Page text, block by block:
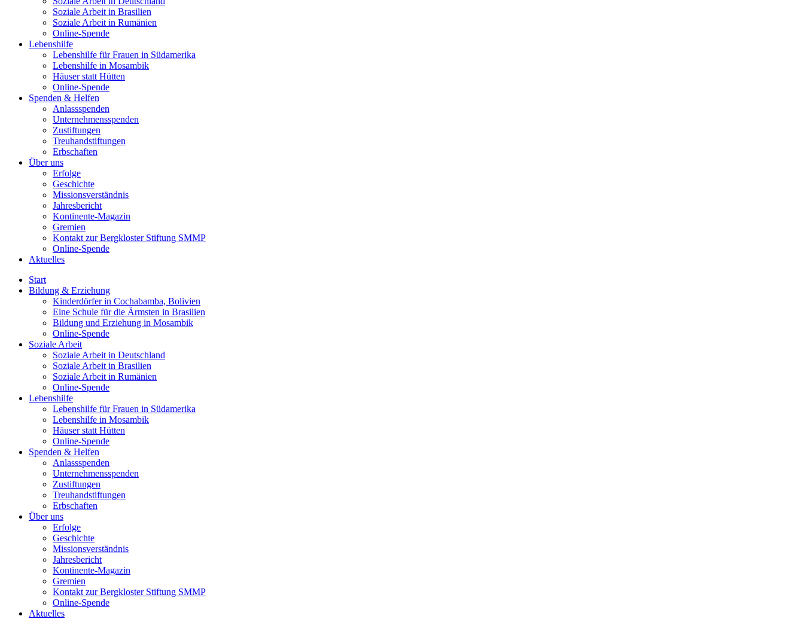
Soziale Arbeit in Brasilien
Soziale Arbeit in Rumänien
Online-Spende
Lebenshilfe
Lebenshilfe für Frauen in Südamerika
Lebenshilfe in Mosambik
Häuser statt Hütten
Online-Spende
Spenden & Helfen
Anlassspenden
Unternehmensspenden
Zustiftungen
Treuhandstiftungen
Erbschaften
Über uns
Erfolge
Geschichte
Missionsverständnis
Jahresbericht
Kontinente-Magazin
Gremien
Kontakt zur Bergkloster Stiftung SMMP
Online-Spende
Aktuelles
Start
Bildung & Erziehung
Kinderdörfer in Cochabamba, Bolivien
Eine Schule für die Ärmsten in Brasilien
Bildung und Erziehung in Mosambik
Online-Spende
Soziale Arbeit
Soziale Arbeit in Deutschland
Soziale Arbeit in Brasilien
Soziale Arbeit in Rumänien
Online-Spende
Lebenshilfe
Lebenshilfe für Frauen in Südamerika
Lebenshilfe in Mosambik
Häuser statt Hütten
Online-Spende
Spenden & Helfen
Anlassspenden
Unternehmensspenden
Zustiftungen
Treuhandstiftungen
Erbschaften
Über uns
Erfolge
Geschichte
Missionsverständnis
Jahresbericht
Kontinente-Magazin
Gremien
Kontakt zur Bergkloster Stiftung SMMP
Online-Spende
Aktuelles